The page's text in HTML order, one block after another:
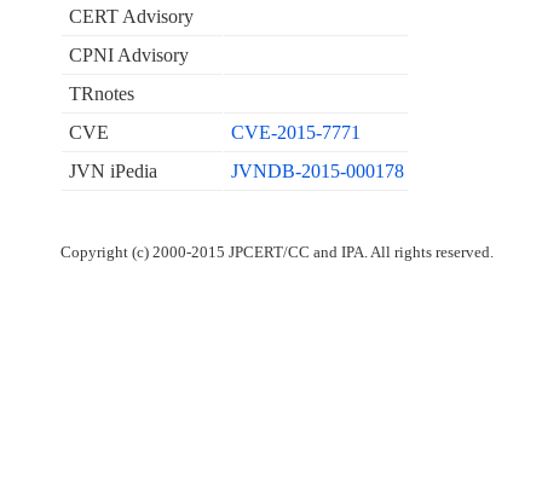
CERT Advisory
CPNI Advisory
TRnotes
CVE
CVE-2015-7771
JVN iPedia
JVNDB-2015-000178
Copyright (c) 2000-2015 JPCERT/CC and IPA. All rights reserved.